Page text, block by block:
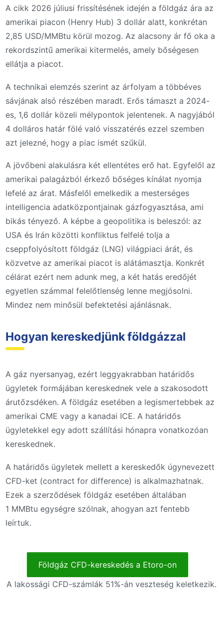
A cikk 2026 júliusi frissítésének idején a földgáz ára az
amerikai piacon (Henry Hub) 3 dollár alatt, konkrétan
2,85 USD/MMBtu körül mozog. Az alacsony ár fő oka a
rekordszintű amerikai kitermelés, amely bőségesen
ellátja a piacot.
A technikai elemzés szerint az árfolyam a többéves
sávjának alsó részében maradt. Erős támaszt a 2024-
es, 1,6 dollár közeli mélypontok jelentenek. A nagyjából
4 dolláros határ fölé való visszatérés ezzel szemben
azt jelezné, hogy a piac ismét szűkül.
A jövőbeni alakulásra két ellentétes erő hat. Egyfelől az
amerikai palagázból érkező bőséges kínálat nyomja
lefelé az árat. Másfelől emelkedik a mesterséges
intelligencia adatközpontjainak gázfogyasztása, ami
bikás tényező. A képbe a geopolitika is beleszól: az
USA és Irán közötti konfliktus felfelé tolja a
cseppfolyósított földgáz (LNG) világpiaci árát, és
közvetve az amerikai piacot is alátámasztja. Konkrét
célárat ezért nem adunk meg, a két hatás eredőjét
egyetlen számmal felelőtlenség lenne megjósolni.
Mindez nem minősül befektetési ajánlásnak.
Hogyan kereskedjünk földgázzal
A gáz nyersanyag, ezért leggyakrabban határidős
ügyletek formájában kereskednek vele a szakosodott
árutőzsdéken. A földgáz esetében a legismertebbek az
amerikai CME vagy a kanadai ICE. A határidős
ügyletekkel egy adott szállítási hónapra vonatkozóan
kereskednek.
A határidős ügyletek mellett a kereskedők úgynevezett
CFD-ket (contract for difference) is alkalmazhatnak.
Ezek a szerződések földgáz esetében általában
1 MMBtu egységre szólnak, ahogyan azt fentebb
leírtuk.
Földgáz CFD-kereskedés a Etoro-on
A lakossági CFD-számlák 51%-án veszteség keletkezik.